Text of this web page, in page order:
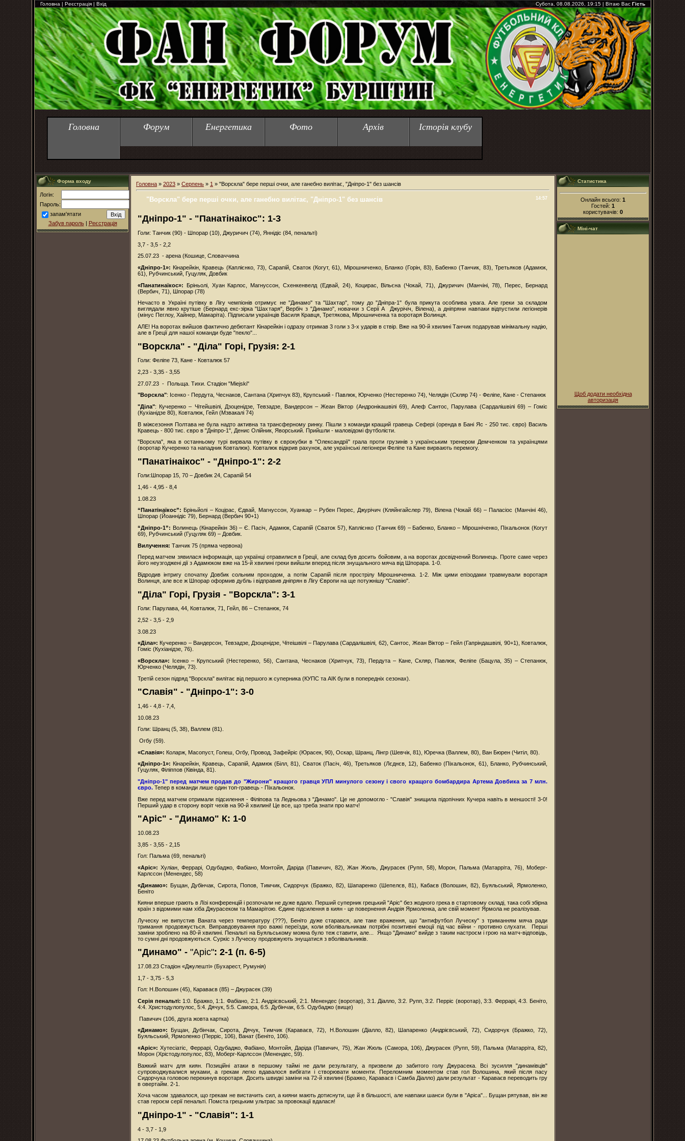
Головна | Реєстрація | Вхід Субота, 08.08.2026, 19:15 | Вітаю Вас Гість
Головна Форум Енергетика Фото Архів Історія клубу
Форма входу
Логін:
Пароль:
запам'ятати
Забув пароль| Реєстрація
Головна » 2023 » Серпень » 1 » "Ворскла" бере перші очки, але ганебно вилітає, "Дніпро-1" без шансів
14:57
"Ворскла" бере перші очки, але ганебно вилітає, "Дніпро-1" без шансів
"Дніпро-1" - "Панатінаікос": 1-3
Голи: Танчик (90) - Шпорар (10), Джуричич (74), Яннідіс (84, пенальті)
3,7 - 3,5 - 2,2
25.07.23 - арена (Кошице, Словаччина
«Дніпро-1»: Кінарейкін, Кравець (Каплієнко, 73), Сарапій, Сваток (Когут, 61), Мірошниченко, Бланко (Горін, 83), Бабенко (Танчик, 83), Третьяков (Адамюк,
61), Рубчинський, Гуцуляк, Довбик
«Панатинаїкос»: Бріньолі, Хуан Карлос, Магнуссон, Схенкенвелд (Едвай, 24), Коцирас, Вільєна (Чокай, 71), Джуричич (Манчіні, 78), Перес, Бернард
(Вербич, 71), Шпорар (78)
Нечасто в Україні путівку в Лігу чемпіонів отримує не "Динамо" та "Шахтар", тому до "Дніпра-1" була прикута особлива увага. Але греки за складом
виглядали явно крутіше (Бернард екс-зірка "Шахтаря", Вербіч з "Динамо", новачки з Серії А Джурічіч, Вілена), а дніпряни навпаки відпустили легіонерів
(мінус Пеглоу, Хайнер, Мамаріта). Підписали українців Василя Кравця, Третякова, Мірошниченка та воротаря Волинця.
АЛЕ! На воротах вийшов фактично дебютант Кінарейкін і одразу отримав 3 голи з 3-х ударів в ствір. Вже на 90-й хвилині Танчик подарував мінімальну надію,
але в Греції для нашої команди буде "пекло"...
"Ворскла" - "Діла" Горі, Грузія: 2-1
Голи: Феліпе 73, Кане - Ковталюк 57
2,23 - 3,35 - 3,55
27.07.23 - Польща. Тихи. Стадіон "Miejski"
"Ворскла": Ісенко - Пердута, Чеснаков, Сантана (Хрипчук 83), Крупський - Павлюк, Юрченко (Нестеренко 74), Челядін (Скляр 74) - Феліпе, Кане - Степанюк
"Діла": Кучеренко – Чітейшвілі, Дзоценідзе, Тевзадзе, Вандерсон – Жеан Віктор (Андронікашвілі 69), Алеф Сантос, Парулава (Сардалішвілі 69) – Гоміс
(Кухіанідзе 80), Ковталюк, Гейл (Мзвакалі 74)
В міжсезоння Полтава не була надто активна та трансферному ринку. Пішли з команди кращий гравець Сефері (оренда в Бані Яс - 250 тис. євро) Василь
Кравець - 800 тис. євро в "Дніпро-1", Денис Олійник, Яворський. Прийшли - маловідомі футболісти.
"Ворскла", яка в останньому турі вирвала путівку в єврокубки в "Олександрії" грала проти грузинів з українським тренером Демченком та українцями
(воротар Кучеренко та нападник Ковталюк). Ковталюк відкрив рахунок, але українські легіонери Феліпе та Кане вирвають перемогу.
"Панатінаікос" - "Дніпро-1": 2-2
Голи:Шпорар 15, 70 – Довбик 24, Сарапій 54
1,46 - 4,95 - 8,4
1.08.23
“Панатінаїкос”: Бріньйолі – Коцірас, Єдвай, Магнуссон, Хуанкар – Рубен Перес, Джурічич (Кляйнгайслер 79), Вілена (Чокай 66) – Паласіос (Манчіні 46),
Шпорар (Йоаннідіс 79), Бернард (Вербич 90+1)
“Дніпро-1”: Волинець (Кінарейкін 36) – Є. Пасіч, Адамюк, Сарапій (Сваток 57), Каплієнко (Танчик 69) – Бабенко, Бланко – Мірошніченко, Піхальонок (Когут
69), Рубчинський (Гуцуляк 69) – Довбик.
Вилучення: Танчик 75 (пряма червона)
Перед матчем зявилася інформація, що українці отравилися в Греції, але склад був досить бойовим, а на воротах досвідчений Волинець. Проте саме через
його неузгоджені дії з Адамюком вже на 15-й хвилині греки вийшли вперед після знущального мяча від Шпорара. 1-0.
Відродив інтригу спочатку Довбик сольним проходом, а потім Сарапій після прострілу Мірошниченка. 1-2. Між цими епізодами травмували воротаря
Волинця, але все ж Шпорар оформив дубль і відправив дніпрян в Лігу Європи на ще потужнішу "Славію".
"Діла" Горі, Грузія - "Ворскла": 3-1
Голи: Парулава, 44, Ковталюк, 71, Гейл, 86 – Степанюк, 74
2,52 - 3,5 - 2,9
3.08.23
«Діла»: Кучеренко – Вандерсон, Тевзадзе, Дзоценідзе, Чітеішвілі – Парулава (Сардалішвілі, 62), Сантос, Жеан Віктор – Гейл (Гапріндашвілі, 90+1), Ковталюк,
Гоміс (Кухіанідзе, 76).
«Ворскла»: Ісенко – Крупський (Нестеренко, 56), Сантана, Чеснаков (Хрипчук, 73), Пердута – Кане, Скляр, Павлюк, Феліпе (Бацула, 35) – Степанюк,
Юрченко (Челядін, 73).
Третій сезон підряд "Ворскла" вилітає від першого ж суперника (КУПС та АІК були в попередніх сезонах).
"Славія" - "Дніпро-1": 3-0
1,46 - 4,8 - 7,4,
10.08.23
Голи: Шранц (5, 38), Валлем (81).
Огбу (59).
«Славія»: Коларж, Масопуст, Голеш, Огбу, Провод, Зафейріс (Юрасек, 90), Оскар, Шранц, Лінгр (Шевчік, 81), Юречка (Валлем, 80), Ван Бюрен (Читіл, 80).
«Дніпро-1»: Кінарейкін, Кравець, Сарапій, Адамюк (Білл, 81), Сваток (Пасіч, 46), Третьяков (Лєднєв, 12), Бабенко (Піхальонок, 61), Бланко, Рубчинський,
Гуцуляк, Філіппов (Ківінда, 81).
"Дніпро-1" перед матчем продав до "Жирони" кращого гравця УПЛ минулого сезону і свого кращого бомбардира Артема Довбика за 7 млн.
євро. Тепер в команди лише один топ-гравець - Піхальонок.
Вже перед матчем отримали підсилення - Філіпова та Ледньова з "Динамо". Це не допомогло - "Славія" знищила підопічних Кучера навіть в меншості! 3-0!
Перший удар в сторону воріт чехів на 90-й хвилині! Це все, що треба знати про матч!
"Аріс" - "Динамо" К: 1-0
10.08.23
3,85 - 3,55 - 2,15
Гол: Пальма (69, пенальті)
«Аріс»: Хуліан, Феррарі, Одубаджо, Фабіано, Монтойя, Даріда (Павичич, 82), Жан Жюль, Джурасек (Рупп, 58), Морон, Пальма (Матарріта, 76), Моберг-
Карлссон (Менендес, 58)
«Динамо»: Бущан, Дубінчак, Сирота, Попов, Тимчик, Сидорчук (Бражко, 82), Шапаренко (Шепелєв, 81), Кабаєв (Волошин, 82), Буяльський, Ярмоленко,
Беніто
Кияни вперше грають в Лізі конференцій і розпочали не дуже вдало. Перший суперник грецький "Аріс" без жодного грека в стартовому складі, така собі збірна
країн з відомими нам хіба Джурасеком та Мамарітою. Єдине підсилення в киян - це повернення Андрія Ярмоленка, але свій момент Ярмола не реалізував.
Луческу не випустив Ваната через температуру (???), Беніто дуже старався, але таке враження, що "антифутбол Луческу" з триманням мяча ради
тримання продовжується. Виправдовування про важкі переїзди, коли вболівальникам потрібні позитивні емоції під час війни - противно слухати. Перші
заміни зроблено на 80-й хвилині. Пенальті на Буяльському можна було теж ставити, але... Якщо "Динамо" вийде з таким настроєм і грою на матч-відповідь,
то сумні дні продовжуються. Суркіс з Луческу продовжують знущатися з вболівальників.
"Динамо" - "Аріс": 2-1 (п. 6-5)
17.08.23 Стадіон «Джулешті» (Бухарест, Румунія)
1,7 - 3,75 - 5,3
Гол: Н.Волошин (45), Караваєв (85) – Джурасек (39)
Серія пенальті: 1:0. Бражко, 1:1. Фабіано, 2:1. Андрієвський, 2:1. Менендес (воротар), 3:1. Діалло, 3:2. Рупп, 3:2. Перріс (воротар), 3:3. Феррарі, 4:3. Беніто,
4:4. Христодулопулос, 5:4. Дячук, 5:5. Самора, 6:5. Дубінчак, 6:5. Одубаджо (вище)
Павичич (106, друга жовта картка)
«Динамо»:
Бущан, Дубінчак, Сирота, Дячук, Тимчик (Караваєв, 72), Н.Волошин (Діалло, 82), Шапаренко (Андрієвський, 72), Сидорчук (Бражко, 72),
Буяльський, Ярмоленко (Перріс, 106), Ванат (Беніто, 106).
«Аріс»:Хутесіатіс, Феррарі, Одубаджо, Фабіано, Монтойя, Даріда (Павичич, 75), Жан Жюль (Самора, 106), Джурасек (Рупп, 59), Пальма (Матарріта, 82),
Морон (Хрістодулопулос, 83), Моберг-Карлссон (Менендес, 59).
Важкий матч для киян. Позиційні атаки в першому таймі не дали результату, а призвели до забитого голу Джурасека. Всі зусилля "динамівців"
супроводжувалися муками, а грекам легко вдавалося вибігати і створювати моменти. Переломним моментом став гол Волошина, який після пасу
Сидорчука головою перекинув воротаря. Досить швидкі заміни на 72-й хвилині (Бражко, Караваєв і Самба Діалло) дали результат - Караваєв переводить гру
в овертайм. 2-1.
Хоча часом здавалося, що грекам не вистачить сил, а кияни мають дотиснути, ще й в більшості, але навпаки шанси були в "Аріса"... Бущан рятував, він же
став героєм серії пенальті. Помста грецьким ультрас за провокації вдалася!
"Дніпро-1" - "Славія": 1-1
4 - 3,7 - 1,9
Статистика
Онлайн всього: 1
Гостей: 1
користувачів: 0
Міні-чат
Щоб додати необхідна
авторизація